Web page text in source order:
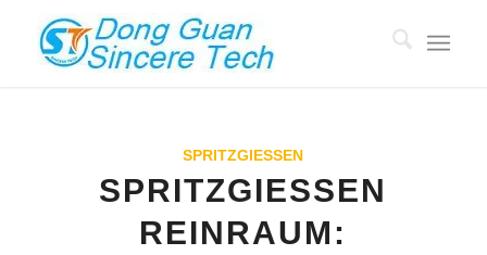
SPRITZGIESSEN
SPRITZGIESSEN R
EINRAUM: V